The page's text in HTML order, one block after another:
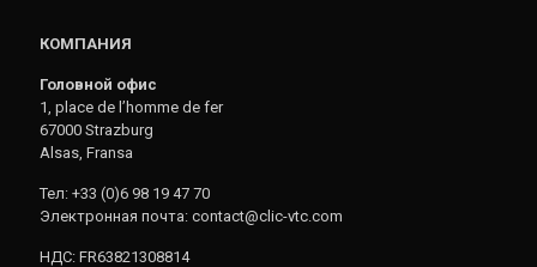
КОМПАНИЯ
Головной офис
1, place de l’homme de fer
67000 Strazburg
Alsas, Fransa
Тел: +33 (0)6 98 19 47 70
Электронная почта: contact@clic-vtc.com
НДС: FR63821308814